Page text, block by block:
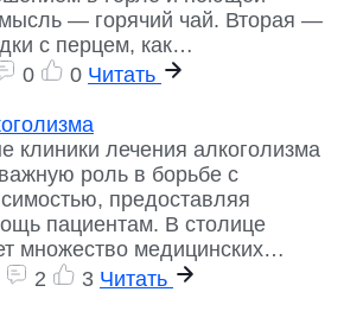
— горячий чай. Вторая —
с перцем, как…
0 0 Читать
клиники лечения алкоголизма
роль в борьбе с
предоставляя
пациентам. В столице
множество медицинских…
2 3 Читать